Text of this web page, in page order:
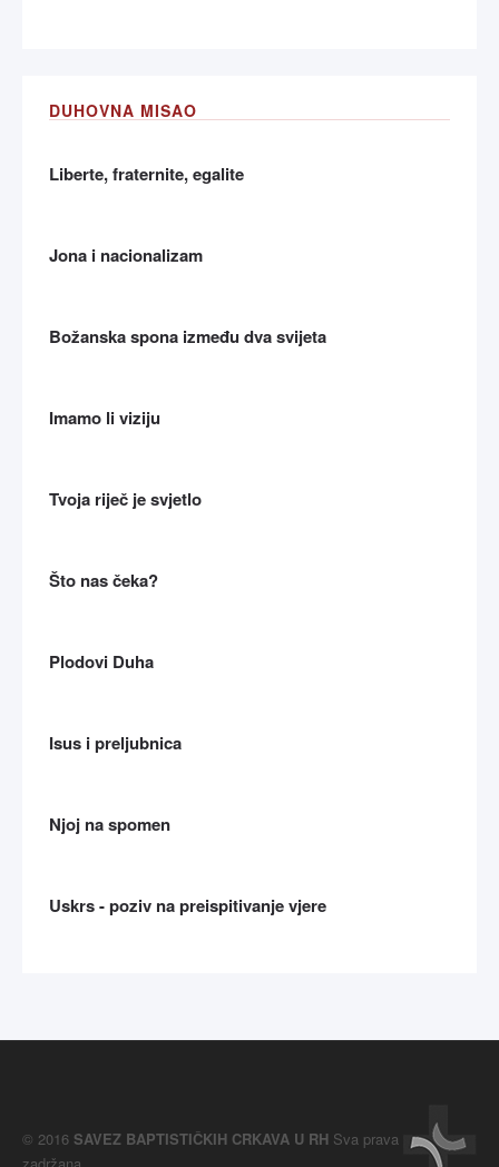
DUHOVNA MISAO
Liberte, fraternite, egalite
Jona i nacionalizam
Božanska spona između dva svijeta
Imamo li viziju
Tvoja riječ je svjetlo
Što nas čeka?
Plodovi Duha
Isus i preljubnica
Njoj na spomen
Uskrs - poziv na preispitivanje vjere
© 2016 SAVEZ BAPTISTIČKIH CRKAVA U RH Sva prava
zadržana.